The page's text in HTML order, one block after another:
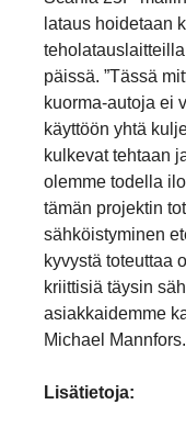
lataus hoidetaan
päissä. ”Tässä
kuorma-autoja ei
käyttöön yhtä
kulkevat tehtaan
olemme todella
tämän projektin
sähköistyminen
kyvystä toteuttaa
kriittisiä täysin
asiakkaidemme
Michael Mannfors.
Lisätietoja: